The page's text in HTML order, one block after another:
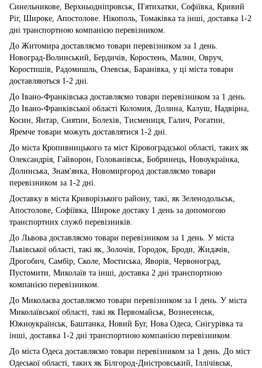
Синельникове, Верхньодніпровськ, П'ятихатки, Софіївка, Кривий
Ріг, Широке, Апостолове. Нікополь, Томаківка та інші, доставка 1-2
дні транспортною компанією перевізником.
До Житомира доставляємо товари перевізником за 1 день.
Новоград-Волинський, Бердичів, Коростень, Малин, Овруч,
Коростишів, Радомишль, Олевськ, Баранівка, у ці міста товари
доставляються 1-2 дні.
До Івано-Франківська доставляємо товари перевізником за 1 день.
До Івано-Франківської області Коломия, Долина, Калуш, Надвірна,
Косин, Янтар, Снятин, Болехів, Тисмениця, Галич, Рогатин,
Яремче товари можуть доставлятися 1-2 дні.
До міста Кропивницького та міст Кіровоградської області, таких як
Олександрія, Гайворон, Голованівськ, Бобринець, Новоукраїнка,
Долинська, Знам'янка, Новомиргород доставляємо товари
перевізником за 1-2 дні.
Доставку в міста Криворізького району, такі, як Зеленодольськ,
Апостолове, Софіївка, Широке достаку 1 день за допомогою
транспортних служб перевізників.
До Львова доставляємо товари перевізником за 1 день. У міста
Львівської області, такі як, Золочів, Городок, Броди, Жидачів,
Дрогобич, Самбір, Сколе, Мостиська, Яворів, Червоноград,
Пустомити, Миколаїв та інші, доставка 2 дні транспортною
компанією перевізником.
До Миколаєва доставляємо товари перевізником за 1 день. У міста
Миколаївської області, такі як Первомайськ, Вознесенськ,
Южноукраїнськ, Баштанка, Новий Буг, Нова Одеса, Снігурівка та
інші, доставка 1-2 дні транспортною компанією перевізником.
До міста Одеса доставляємо товари перевізником за 1 день. До міст
Одеської області, таких як Білгород-Дністровський, Іллічівськ,